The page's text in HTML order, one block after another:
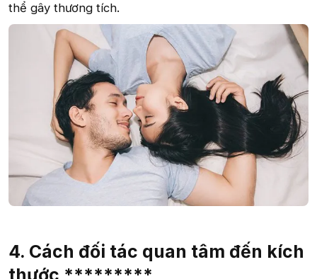
thể gây thương tích.
4. Cách đối tác quan tâm đến kích
thước *********